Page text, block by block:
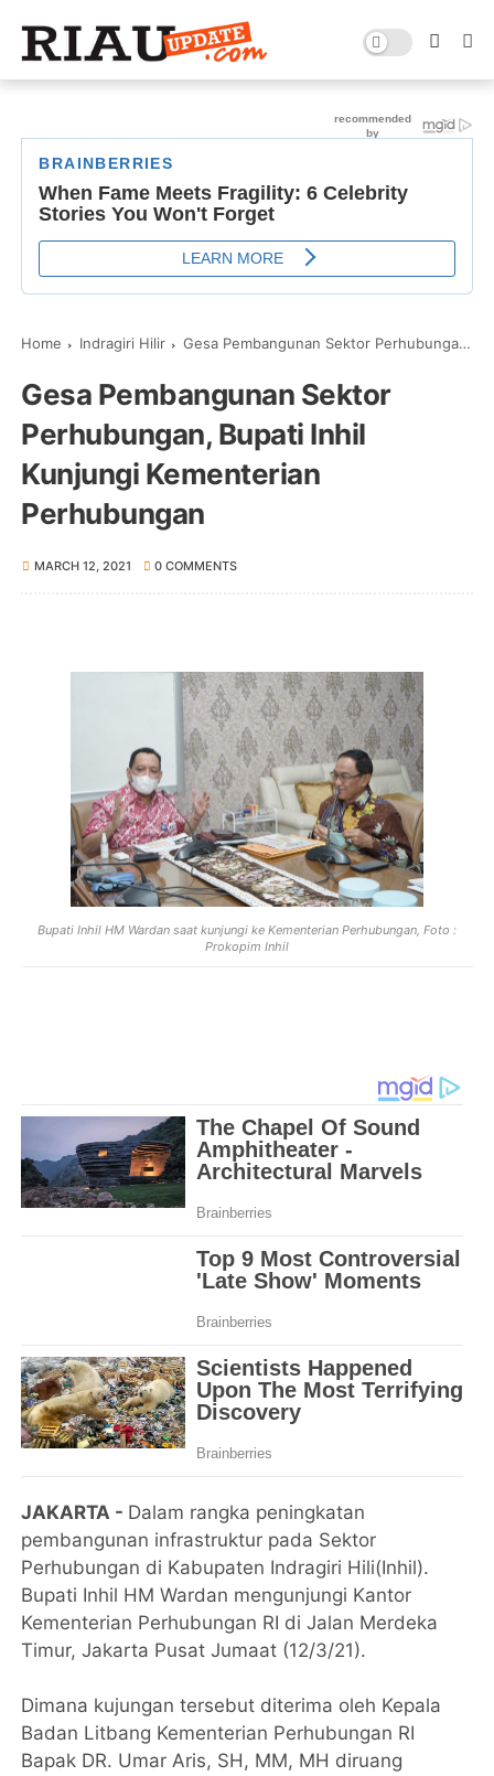
Home Indragiri Hilir Gesa Pembangunan Sektor Perhubungan, Bupati Inhil Kunjungi Kementerian Perhubungan
Gesa Pembangunan Sektor
Perhubungan, Bupati Inhil
Kunjungi Kementerian
Perhubungan
MARCH 12, 2021 0 COMMENTS
Bupati Inhil HM Wardan saat kunjungi ke Kementerian Perhubungan, Foto :
Prokopim Inhil
JAKARTA - Dalam rangka peningkatan
pembangunan infrastruktur pada Sektor
Perhubungan di Kabupaten Indragiri Hili(Inhil).
Bupati Inhil HM Wardan mengunjungi Kantor
Kementerian Perhubungan RI di Jalan Merdeka
Timur, Jakarta Pusat Jumaat (12/3/21).
Dimana kujungan tersebut diterima oleh Kepala
Badan Litbang Kementerian Perhubungan RI
Bapak DR. Umar Aris, SH, MM, MH diruang